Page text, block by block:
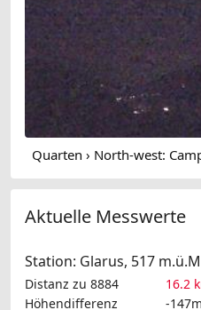
Aktuelle Messwerte
Station: Glarus, 517
Distanz zu 8884
16.2
Höhendifferenz
-